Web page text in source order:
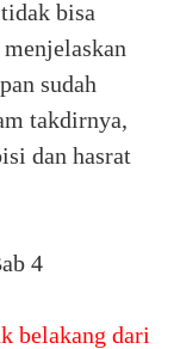
bisa
sudah
takdirnya,
dan hasrat
4
belakang dari